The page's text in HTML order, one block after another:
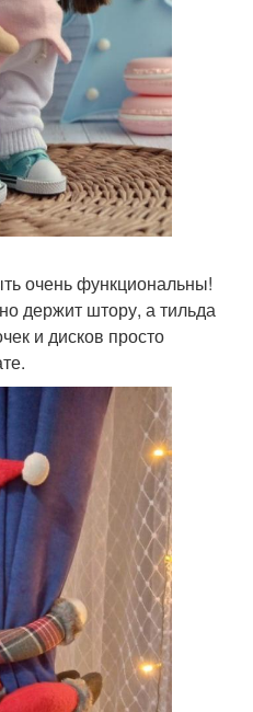
очень функциональны!
держит штору, а тильда
и дисков просто